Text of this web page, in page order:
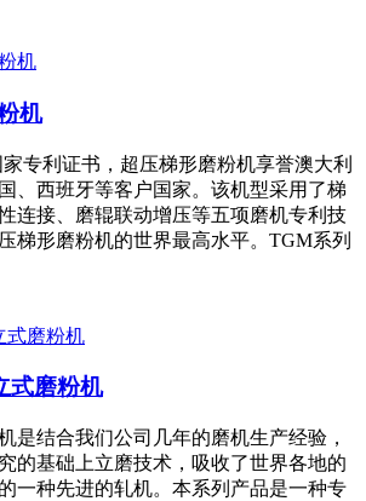
机
专利证书，超压梯形磨粉机享誉澳大利
、西班牙等客户国家。该机型采用了梯
连接、磨辊联动增压等五项磨机专利技
梯形磨粉机的世界最高水平。TGM系列
式磨粉机
是结合我们公司几年的磨机生产经验，
的基础上立磨技术，吸收了世界各地的
一种先进的轧机。本系列产品是一种专